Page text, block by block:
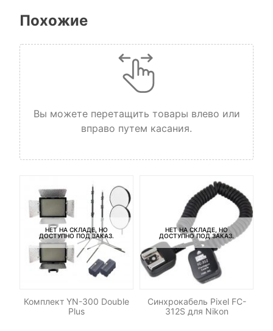
Похожие
Вы можете перетащить товары влево или
вправо путем касания.
НЕТ НА СКЛАДЕ, НО
ДОСТУПНО ПОД ЗАКАЗ.
Комплект YN-300 Double
Plus
НЕТ НА СКЛАДЕ, НО
ДОСТУПНО ПОД ЗАКАЗ.
Синхрокабель Pixel FC-
312S для Nikon